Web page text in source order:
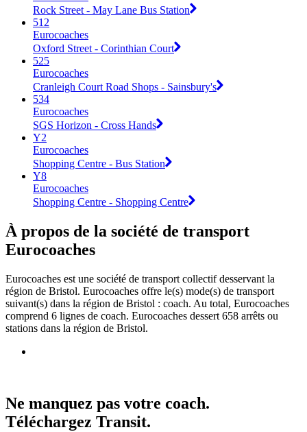
Rock Street - May Lane Bus Station
512
Eurocoaches
Oxford Street - Corinthian Court
525
Eurocoaches
Cranleigh Court Road Shops - Sainsbury's
534
Eurocoaches
SGS Horizon - Cross Hands
Y2
Eurocoaches
Shopping Centre - Bus Station
Y8
Eurocoaches
Shopping Centre - Shopping Centre
À propos de la société de transport
Eurocoaches
Eurocoaches est une société de transport collectif desservant la
région de Bristol. Eurocoaches offre le(s) mode(s) de transport
suivant(s) dans la région de Bristol : coach. Au total, Eurocoaches
comprend 6 lignes de coach. Eurocoaches dessert 658 arrêts ou
stations dans la région de Bristol.
Ne manquez pas votre coach.
Téléchargez Transit.